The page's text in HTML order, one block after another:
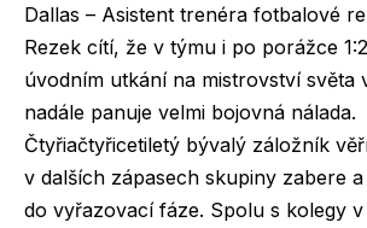
Dallas – Asistent trenéra fotbalové
Rezek cítí, že v týmu i po porážce
úvodním utkání na mistrovství světa
nadále panuje velmi bojovná nálada.
Čtyřiačtyřicetiletý bývalý záložník
v dalších zápasech skupiny zabere
do vyřazovací fáze. Spolu s kolegy